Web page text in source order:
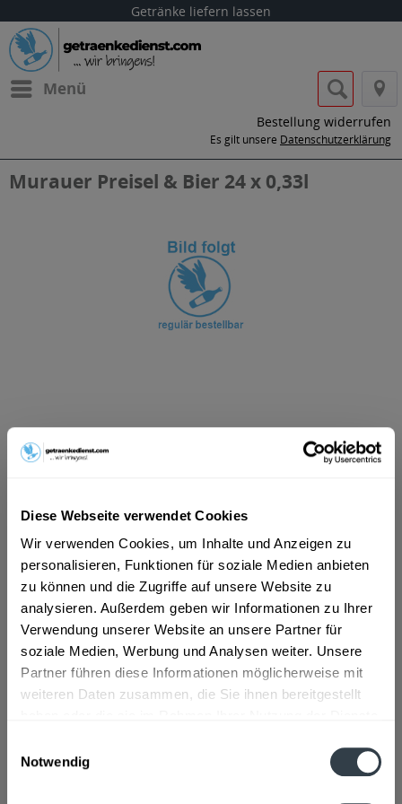
Diese Webseite verwendet Cookies
Wir verwenden Cookies, um Inhalte und Anzeigen zu
personalisieren, Funktionen für soziale Medien anbieten
zu können und die Zugriffe auf unsere Website zu
analysieren. Außerdem geben wir Informationen zu Ihrer
Verwendung unserer Website an unsere Partner für
soziale Medien, Werbung und Analysen weiter. Unsere
Partner führen diese Informationen möglicherweise mit
weiteren Daten zusammen, die Sie ihnen bereitgestellt
Notwendig
Getränke liefern lassen
Menü
Bestellung widerrufen
Es gilt unsere Datenschutzerklärung
Murauer Preisel & Bier 24 x 0,33l
ab 21,72 € *
Vorrätig
In denWarenkorb
Artikel-Nr.:
37328
Verfügbar in:
Beschreibung
mehr
60% Vollbier Murauer Märzen und 40%